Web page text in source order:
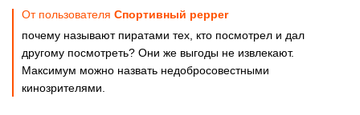
От пользователя Спортивный pepper
почему называют пиратами тех, кто посмотрел и дал
другому посмотреть? Они же выгоды не извлекают.
Максимум можно назвать недобросовестными
кинозрителями.